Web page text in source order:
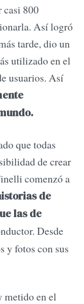
casi 800
Así logró
tarde, dio un
utilizado en el
usuarios. Así
que todas
de crear
comenzó a
de
las de
Desde
y fotos con sus
metido en el